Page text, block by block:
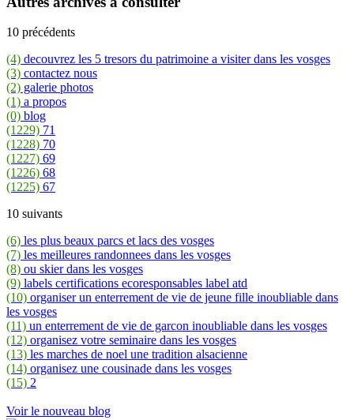
10 précédents
(4) decouvrez les 5 tresors du patrimoine a visiter dans les vosges
(3) contactez nous
(2) galerie photos
(1) a propos
(0) blog
(1229) 71
(1228) 70
(1227) 69
(1226) 68
(1225) 67
10 suivants
(6) les plus beaux parcs et lacs des vosges
(7) les meilleures randonnees dans les vosges
(8) ou skier dans les vosges
(9) labels certifications ecoresponsables label atd
(10) organiser un enterrement de vie de jeune fille inoubliable dans
les vosges
(11) un enterrement de vie de garcon inoubliable dans les vosges
(12) organisez votre seminaire dans les vosges
(13) les marches de noel une tradition alsacienne
(14) organisez une cousinade dans les vosges
(15) 2
Voir le nouveau blog